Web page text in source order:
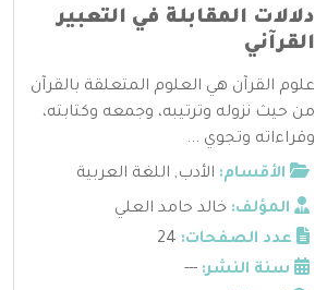
دلالات المقابلة في التعبير
القرآني
علوم القرآن هي العلوم المتعلقة بالقرآن
من حيث نزوله وترتيبه، وجمعه وكتابته،
وقراءاته وتجوي ...
الأقسام: الأدب, اللغة العربية
المؤلف: خالد حامد العلي
عدد الصفحات:
سنة النشر: ---